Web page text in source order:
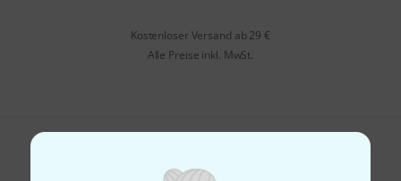
Kostenloser Versand ab 29 €
Alle Preise inkl. MwSt.